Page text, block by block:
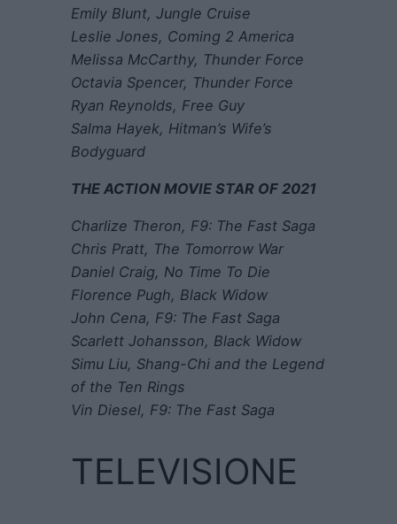
Emily Blunt, Jungle Cruise
Leslie Jones, Coming 2 America
Melissa McCarthy, Thunder Force
Octavia Spencer, Thunder Force
Ryan Reynolds, Free Guy
Salma Hayek, Hitman’s Wife’s
Bodyguard
THE ACTION MOVIE STAR OF 2021
Charlize Theron, F9: The Fast Saga
Chris Pratt, The Tomorrow War
Daniel Craig, No Time To Die
Florence Pugh, Black Widow
John Cena, F9: The Fast Saga
Scarlett Johansson, Black Widow
Simu Liu, Shang-Chi and the Legend
of the Ten Rings
Vin Diesel, F9: The Fast Saga
TELEVISIONE